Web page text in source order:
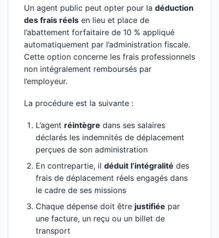
Un agent public peut opter pour la déduction
des frais réels en lieu et place de
l’abattement forfaitaire de 10 % appliqué
automatiquement par l’administration fiscale.
Cette option concerne les frais professionnels
non intégralement remboursés par
l’employeur.
La procédure est la suivante :
L’agent réintègre dans ses salaires
déclarés les indemnités de déplacement
perçues de son administration
En contrepartie, il déduit l’intégralité des
frais de déplacement réels engagés dans
le cadre de ses missions
Chaque dépense doit être justifiée par
une facture, un reçu ou un billet de
transport